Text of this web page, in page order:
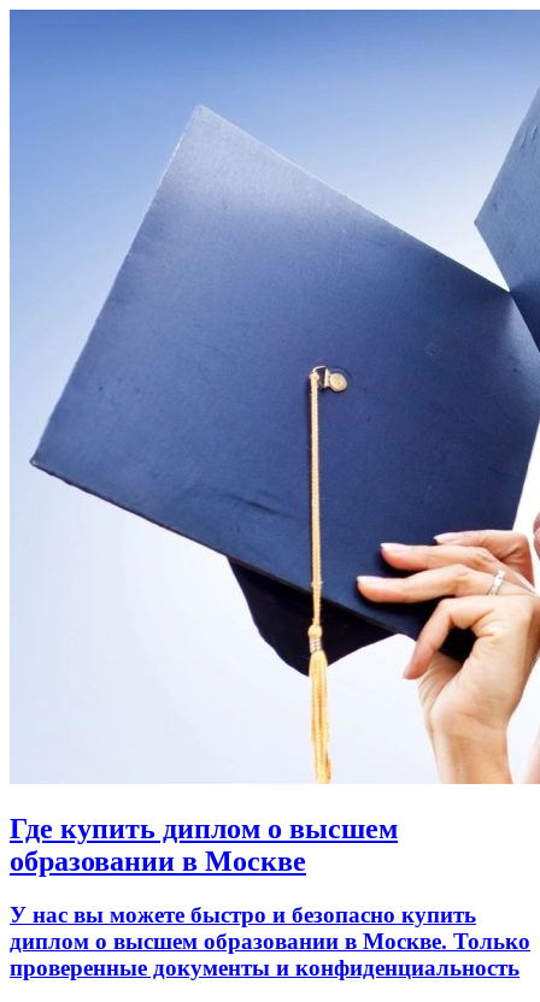
Где купить диплом о высшем
образовании в Москве
У нас вы можете быстро и безопасно купить
диплом о высшем образовании в Москве. Только
проверенные документы и конфиденциальность